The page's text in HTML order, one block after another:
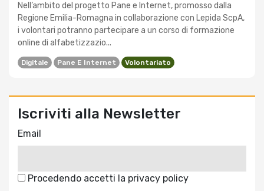
Nell’ambito del progetto Pane e Internet, promosso dalla
Regione Emilia-Romagna in collaborazione con Lepida ScpA,
i volontari potranno partecipare a un corso di formazione
online di alfabetizzazio...
Digitale Pane E Internet Volontariato
Iscriviti alla Newsletter
Email
Procedendo accetti la privacy policy